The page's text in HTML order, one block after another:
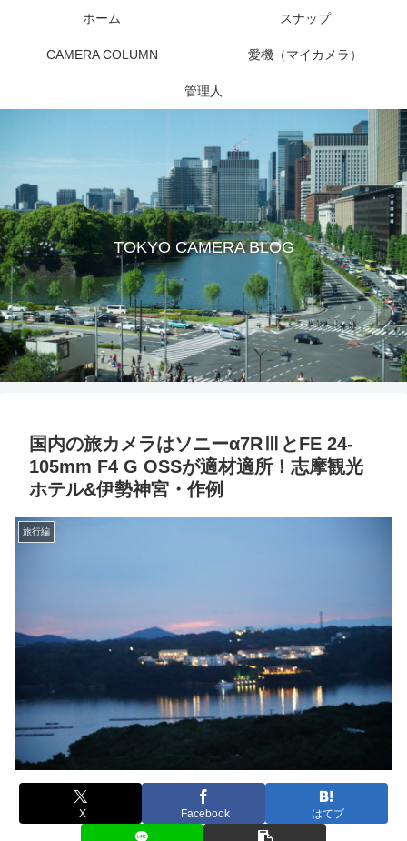
TOKYO CAMERA BLOG
ホーム スナップ
CAMERA COLUMN 愛機（マイカメラ）
管理人
国内の旅カメラはソニーα7RⅢとFE 24-
105mm F4 G OSSが適材適所！志摩観光
ホテル&伊勢神宮・作例
旅行編
X Facebook はてブ